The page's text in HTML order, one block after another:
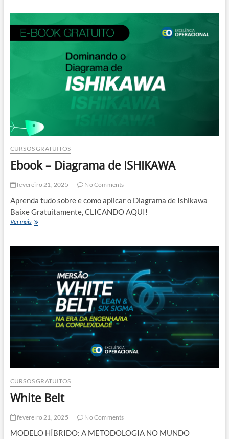
R$
21
bilhões
CURSOS GRATUITOS
Ebook – Diagrama de ISHIKAWA
fevereiro 21, 2025 No Comments
Aprenda tudo sobre e como aplicar o Diagrama de Ishikawa
Baixe Gratuitamente, CLICANDO AQUI!
Ver maisEbook
ISHIKAWA
CURSOS GRATUITOS
White Belt
fevereiro 21, 2025 No Comments
MODELO HÍBRIDO: A METODOLOGIA NO MUNDO